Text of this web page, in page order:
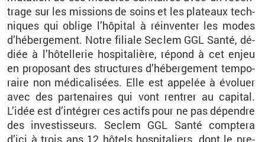
trage sur les mis­sions de soins et les pla­teaux tech­
niques qui oblige l’hô­pi­tal à ré­in­ven­ter les modes
d’hé­ber­ge­ment. Notre fi­liale Se­clem GGL Santé, dé­
diée à l’hô­tel­le­rie hos­pi­ta­lière, ré­pond à cet enjeu
en pro­po­sant des struc­tures d’hé­ber­ge­ment tem­po­
raire non mé­di­ca­li­sées. Elle est ap­pe­lée à évo­luer
avec des par­te­naires qui vont ren­trer au ca­pi­tal.
L’idée est d’in­té­grer ces ac­tifs pour ne pas dé­pendre
des in­ves­tis­seurs. Se­clem GGL Santé comp­tera
d’ici à trois ans 12 hô­tels hos­pi­ta­liers, dont le pre­